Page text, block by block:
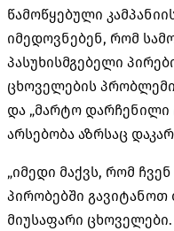
წამოწყებული
იმედოვნებენ, რომ
პასუხისმგებელი
ცხოველების
და „მარტო დარჩენილი
არსებობა აზრსაც
„იმედი მაქვს, რომ
პირობებში
მიუსაფარი